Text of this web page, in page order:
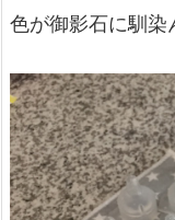
色が御影石に馴染